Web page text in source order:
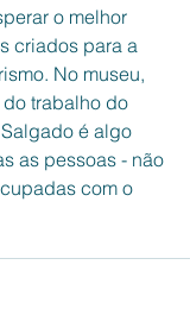
o melhor
criados para a
No museu,
trabalho do
é algo
as pessoas - não
com o